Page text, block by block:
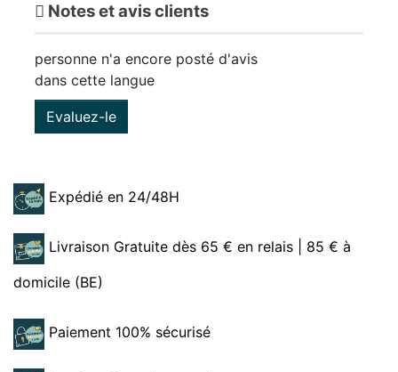
Notes et avis clients
personne n'a encore posté d'avis
dans cette langue
Evaluez-le
Expédié en 24/48H
Livraison Gratuite dès 65 € en relais | 85 € à
domicile (BE)
Paiement 100% sécurisé